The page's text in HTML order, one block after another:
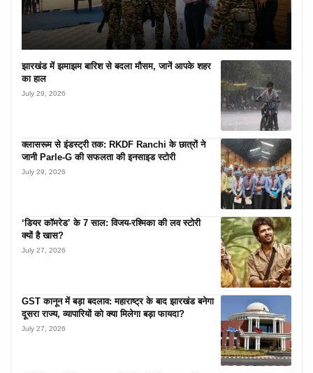
झारखंड में झमाझम बारिश से बदला मौसम, जानें आपके शहर
का हाल
July 29, 2026
क्लासरूम से इंडस्ट्री तक: RKDF Ranchi के छात्रों ने
जानी Parle-G की सफलता की इनसाइड स्टोरी
July 29, 2026
‘डियर कॉमरेड’ के 7 साल: विजय-रश्मिका की लव स्टोरी
क्यों है खास?
July 27, 2026
GST कानून में बड़ा बदलाव: महाराष्ट्र के बाद झारखंड बनेगा
दूसरा राज्य, व्यापारियों को क्या मिलेगा बड़ा फायदा?
July 27, 2026